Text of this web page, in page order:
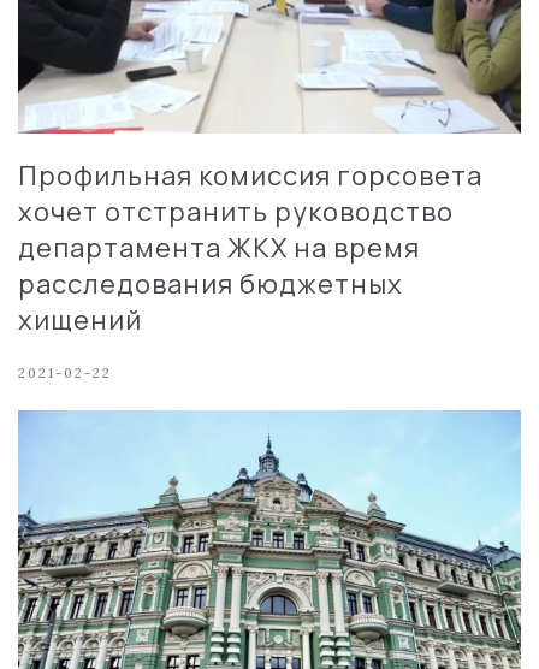
Профильная комиссия горсовета
хочет отстранить руководство
департамента ЖКХ на время
расследования бюджетных
хищений
2021-02-22